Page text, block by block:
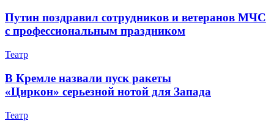
Путин поздравил сотрудников и ветеранов МЧС
с профессиональным праздником
Театр
В Кремле назвали пуск ракеты
«Циркон» серьезной нотой для Запада
Театр